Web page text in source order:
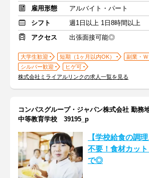
雇用形態
アルバイト・パート
シフト
週1日以上 1日8時間以上
アクセス
出張面接可能◎
大学生歓迎 短期（1ヶ月以内OK）
副業・
シルバー歓迎
ヒゲ可
株式会社ミライアルリンクの求人一覧を見る
コンパスグループ・ジャパン株式会社 勤務
中等教育学校 39195_p
【学校給食の調
不要！食材カッ
で◎